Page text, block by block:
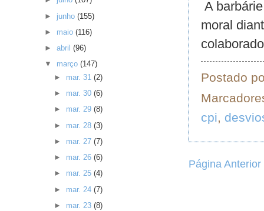
A
moral
Postado
cpi,
Página Anterior
► junho(155)
► maio(116)
►abril(96)
▼ março(147)
► mar. 31 (2)
► mar. 30 (6)
► mar. 29 (8)
► mar. 28 (3)
► mar. 27 (7)
► mar. 26 (6)
► mar. 25 (4)
► mar. 24 (7)
► mar. 23 (8)